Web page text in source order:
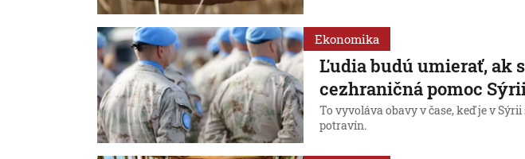
Ekonomika
Ľudia budú umierať, ak
cezhraničná pomoc
To vyvoláva obavy v čase, keď je v
potravín.